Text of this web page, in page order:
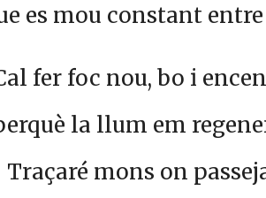
es mou constant
fer foc nou, bo i
la llum em
Traçaré mons on